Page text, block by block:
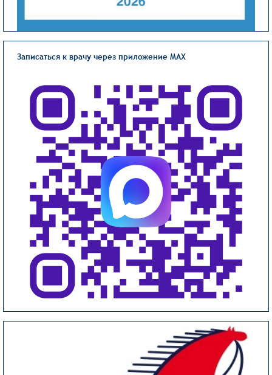
Записаться к врачу через приложение MAX